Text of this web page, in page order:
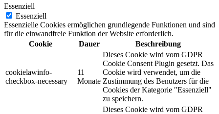
Essenziell
Essenziell
Essenzielle Cookies ermöglichen grundlegende Funktionen und sind
für die einwandfreie Funktion der Website erforderlich.
Cookie
Dauer Beschreibung
cookielawinfo-
checkbox-necessary
11
Monate
Dieses Cookie wird vom GDPR
Cookie Consent Plugin gesetzt. Das
Cookie wird verwendet, um die
Zustimmung des Benutzers für die
Cookies der Kategorie "Essenziell"
zu speichern.
Dieses Cookie wird vom GDPR